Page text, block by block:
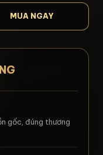
MUA NGAY
gốc, đúng thương